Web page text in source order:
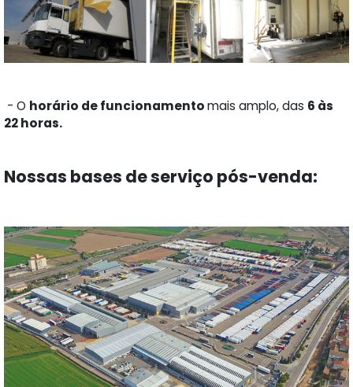
- O horário de funcionamentomais amplo, das 6 às
22 horas.
Nossas bases de serviço pós-venda: